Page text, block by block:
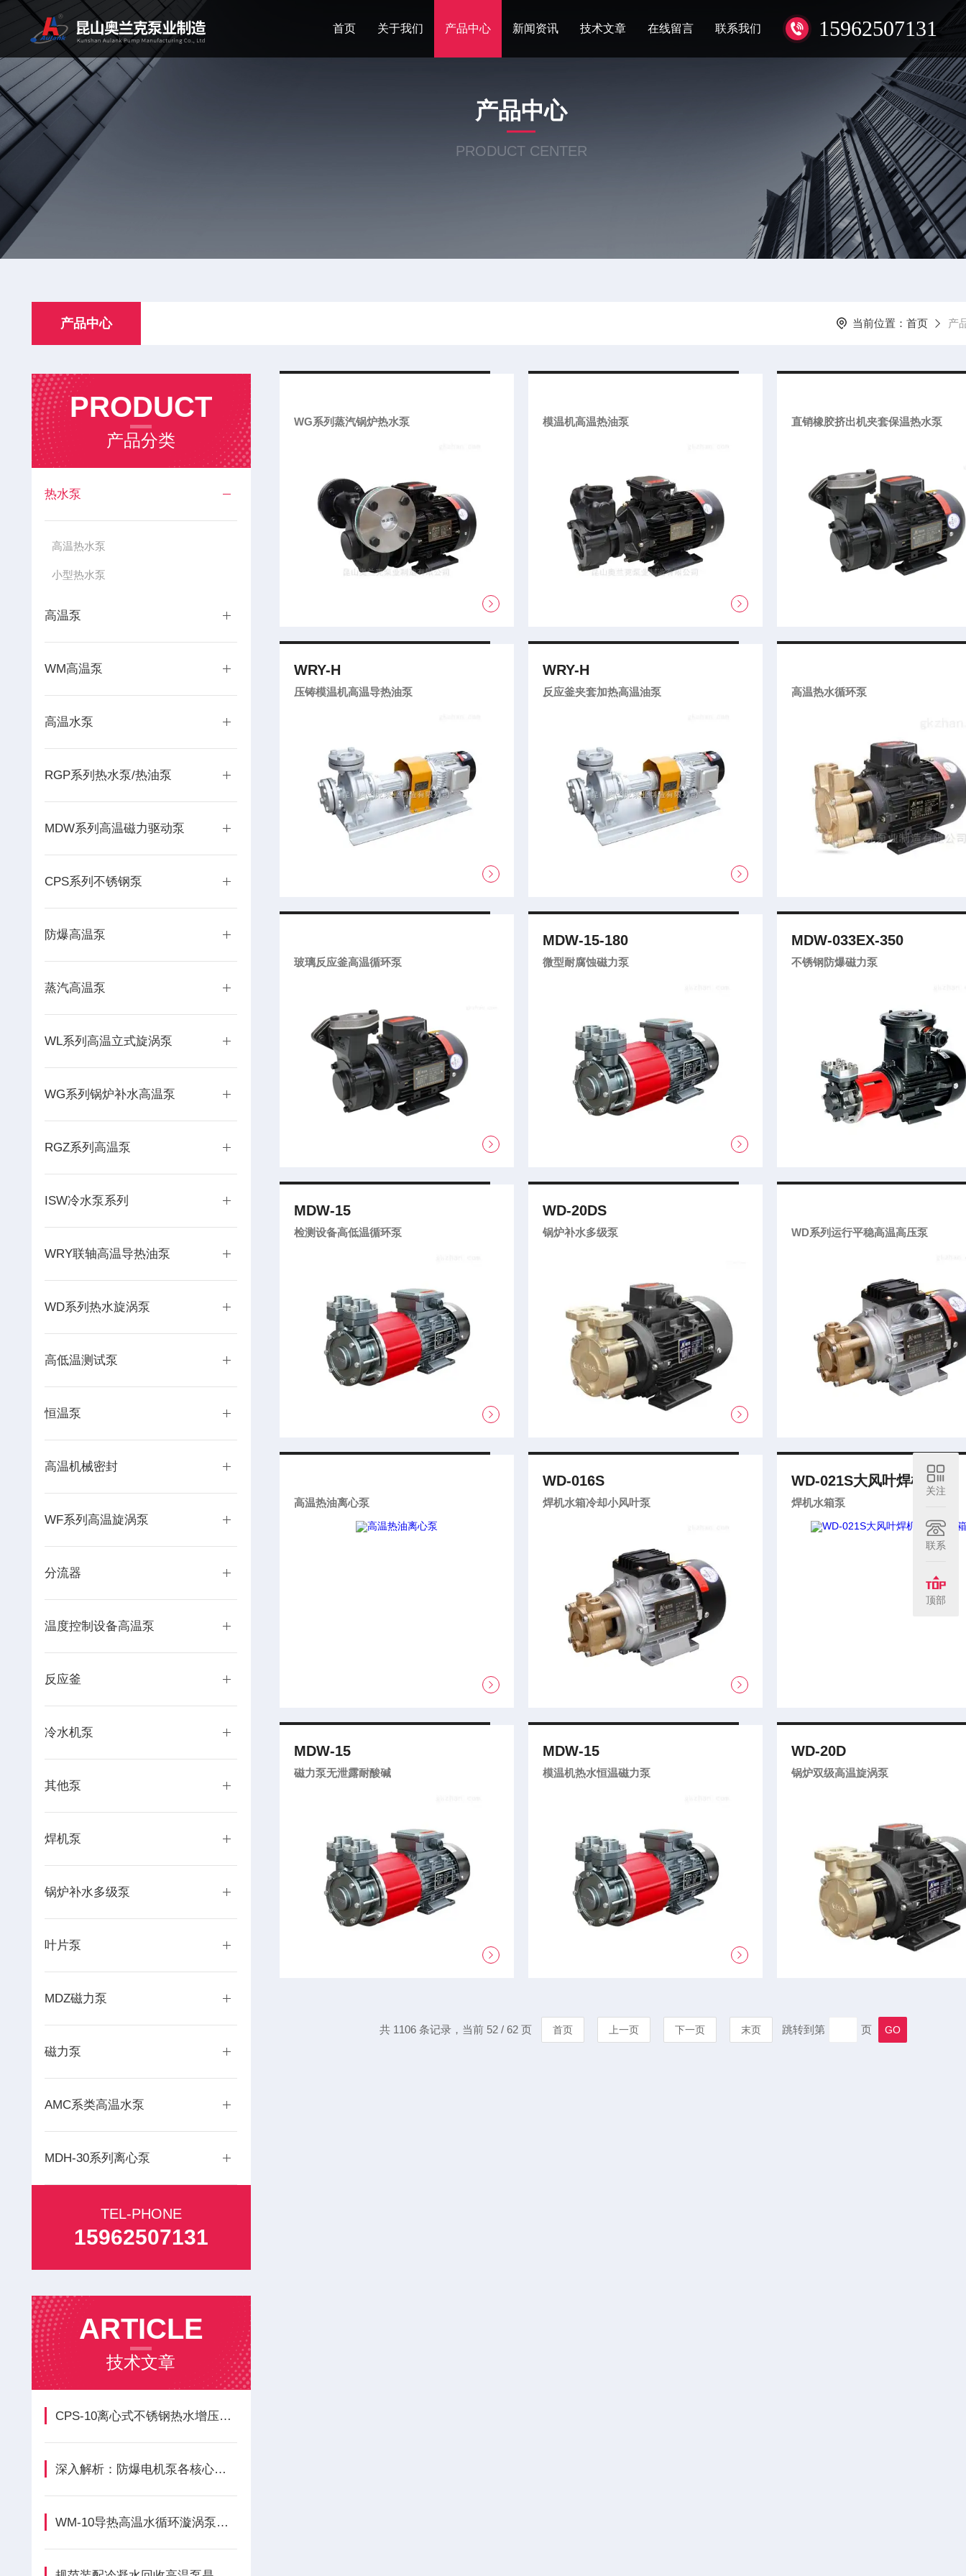
15962507131
首页 关于我们 产品中心 新闻资讯 技术文章 在线留言 联系我们
产品中心
PRODUCT CENTER
产品中心 当前位置： 首页 产
PRODUCT
产品分类
热水泵
高温热水泵
小型热水泵
高温泵
WM高温泵
高温水泵
RGP系列热水泵/热油泵
MDW系列高温磁力驱动泵
CPS系列不锈钢泵
防爆高温泵
蒸汽高温泵
WL系列高温立式旋涡泵
WG系列锅炉补水高温泵
RGZ系列高温泵
ISW冷水泵系列
WRY联轴高温导热油泵
WD系列热水旋涡泵
高低温测试泵
恒温泵
高温机械密封
WF系列高温旋涡泵
分流器
温度控制设备高温泵
反应釜
冷水机泵
其他泵
焊机泵
锅炉补水多级泵
叶片泵
MDZ磁力泵
磁力泵
AMC系类高温水泵
MDH-30系列离心泵
TEL-PHONE
15962507131
ARTICLE
技术文章
CPS-10离心式不锈钢热水增压循环泵主要构成模块功能的核心优势
深入解析：防爆电机泵各核心组成部件的功能与特点
WM-10导热高温水循环漩涡泵的正确安装方法全解析
WG系列蒸汽锅炉热水泵 模温机高温热油泵 直销橡胶挤出机夹套保温热水泵
WRY-H
压铸模温机高温导热油泵
WRY-H
反应釜夹套加热高温油泵 高温热水循环泵
玻璃反应釜高温循环泵
MDW-15-180
微型耐腐蚀磁力泵
MDW-033EX-350
不锈钢防爆磁力泵
MDW-15
检测设备高低温循环泵
WD-20DS
锅炉补水多级泵 WD系列运行平稳高温高压泵
高温热油离心泵
WD-016S
焊机水箱冷却小风叶泵
WD-021S大风叶焊机泵
焊机水箱泵
MDW-15
磁力泵无泄露耐酸碱
MDW-15
模温机热水恒温磁力泵
WD-20D
锅炉双级高温旋涡泵
共 1106 条记录，当前 52 / 62 页 首页 上一页 下一页 末页 跳转到第 页
关注
联系
顶部